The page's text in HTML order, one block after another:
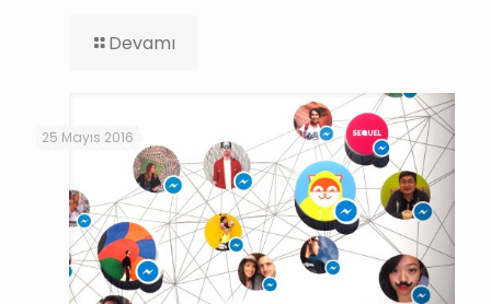
Devamı
25 Mayıs 2016